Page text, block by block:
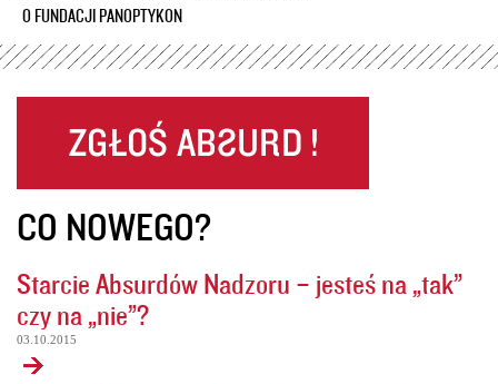
O FUNDACJI PANOPTYKON
CO NOWEGO?
Starcie Absurdów Nadzoru – jesteś na „tak”
czy na „nie”?
03.10.2015